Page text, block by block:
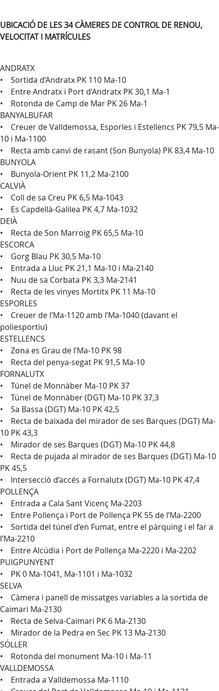
UBICACIÓ DE LES 34 CÀMERES DE CONTROL DE RENOU,
VELOCITAT I MATRÍCULES
ANDRATX
• Sortida d’Andratx PK 110 Ma-10
• Entre Andratx i Port d’Andratx PK 30,1 Ma-1
• Rotonda de Camp de Mar PK 26 Ma-1
BANYALBUFAR
• Creuer de Valldemossa, Esporles i Estellencs PK 79,5 Ma-
10 i Ma-1100
• Recta amb canvi de rasant (Son Bunyola) PK 83,4 Ma-10
BUNYOLA
• Bunyola-Orient PK 11,2 Ma-2100
CALVIÀ
• Coll de sa Creu PK 6,5 Ma-1043
• Es Capdellà-Galilea PK 4,7 Ma-1032
DEIÀ
• Recta de Son Marroig PK 65,5 Ma-10
ESCORCA
• Gorg Blau PK 30,5 Ma-10
• Entrada a Lluc PK 21,1 Ma-10 i Ma-2140
• Nuu de sa Corbata PK 3,3 Ma-2141
• Recta de les vinyes Mortitx PK 11 Ma-10
ESPORLES
• Creuer de l’Ma-1120 amb l’Ma-1040 (davant el
poliesportiu)
ESTELLENCS
• Zona es Grau de l’Ma-10 PK 98
• Recta del penya-segat PK 91,5 Ma-10
FORNALUTX
• Túnel de Monnàber Ma-10 PK 37
• Túnel de Monnàber (DGT) Ma-10 PK 37,3
• Sa Bassa (DGT) Ma-10 PK 42,5
• Recta de baixada del mirador de ses Barques (DGT) Ma-
10 PK 43,3
• Mirador de ses Barques (DGT) Ma-10 PK 44,8
• Recta de pujada al mirador de ses Barques (DGT) Ma-10
PK 45,5
• Intersecció d’accés a Fornalutx (DGT) Ma-10 PK 47,4
POLLENÇA
• Entrada a Cala Sant Vicenç Ma-2203
• Entre Pollença i Port de Pollença PK 55 de l’Ma-2200
• Sortida del túnel d’en Fumat, entre el pàrquing i el far a
l’Ma-2210
• Entre Alcúdia i Port de Pollença Ma-2220 i Ma-2202
PUIGPUNYENT
• PK 0 Ma-1041, Ma-1101 i Ma-1032
SELVA
• Càmera i panell de missatges variables a la sortida de
Caimari Ma-2130
• Recta de Selva-Caimari PK 6 Ma-2130
• Mirador de la Pedra en Sec PK 13 Ma-2130
SÓLLER
• Rotonda del monument Ma-10 i Ma-11
VALLDEMOSSA
• Entrada a Valldemossa Ma-1110